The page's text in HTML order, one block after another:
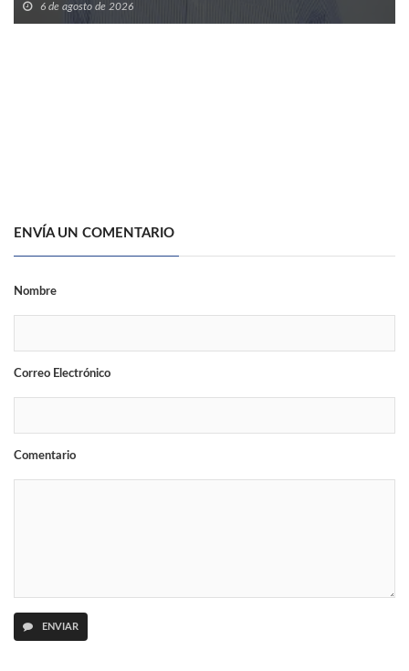
6 de agosto de 2026
ENVÍA UN COMENTARIO
Nombre
Correo Electrónico
Comentario
ENVIAR